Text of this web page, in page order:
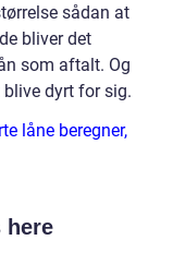
sådan at
bliver det
som aftalt. Og
dyrt for sig.
låne beregner,
here